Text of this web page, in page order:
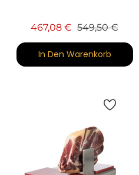
467,08 € Verkaufspreis
549,50 €
In Den Warenkorb